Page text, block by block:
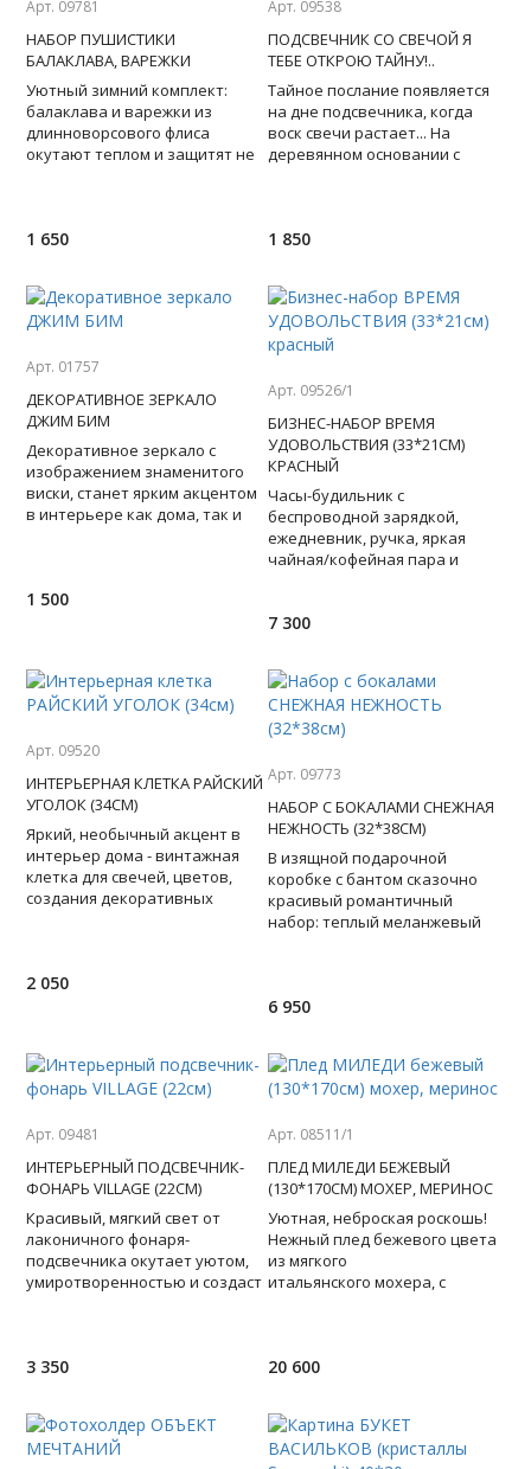
Арт. 09781
НАБОР ПУШИСТИКИ
БАЛАКЛАВА, ВАРЕЖКИ
Уютный зимний комплект:
балаклава и варежки из
длинноворсового флиса
окутают теплом и защитят не
1 650
Арт. 09538
ПОДСВЕЧНИК СО СВЕЧОЙ Я
ТЕБЕ ОТКРОЮ ТАЙНУ!..
Тайное послание появляется
на дне подсвечника, когда
воск свечи растает... На
деревянном основании с
1 850
Арт. 01757
ДЕКОРАТИВНОЕ ЗЕРКАЛО
ДЖИМ БИМ
Декоративное зеркало с
изображением знаменитого
виски, станет ярким акцентом
в интерьере как дома, так и
1 500
Арт. 09526/1
БИЗНЕС-НАБОР ВРЕМЯ
УДОВОЛЬСТВИЯ (33*21СМ)
КРАСНЫЙ
Часы-будильник с
беспроводной зарядкой,
ежедневник, ручка, яркая
чайная/кофейная пара и
коллеги и
7 300
Арт. 09520
ИНТЕРЬЕРНАЯ КЛЕТКА РАЙСКИЙ
УГОЛОК (34СМ)
Яркий, необычный акцент в
интерьер дома - винтажная
клетка для свечей, цветов,
создания декоративных
2 050
Арт. 09773
НАБОР С БОКАЛАМИ СНЕЖНАЯ
НЕЖНОСТЬ (32*38СМ)
В изящной подарочной
коробке с бантом сказочно
красивый романтичный
набор: теплый меланжевый
6 950
Арт. 09481
ИНТЕРЬЕРНЫЙ ПОДСВЕЧНИК-
ФОНАРЬ VILLAGE (22СМ)
Красивый, мягкий свет от
лаконичного фонаря-
подсвечника окутает уютом,
умиротворенностью и создаст
3 350
Арт. 08511/1
ПЛЕД МИЛЕДИ БЕЖЕВЫЙ
(130*170СМ) МОХЕР, МЕРИНОС
Уютная, неброская роскошь!
Нежный плед бежевого цвета
из мягкого
итальянского мохера, с
20 600